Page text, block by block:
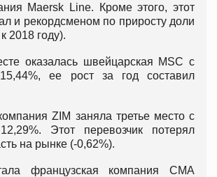
Maersk Line. Кроме этого, этот
и рекордсменом по приросту доли
2018 году).
оказалась швейцарская MSC с
15,44%, ее рост за год составил
ZIM заняла третье место с
Этот перевозчик потерял
на рынке (-0,62%).
французская компания CMA